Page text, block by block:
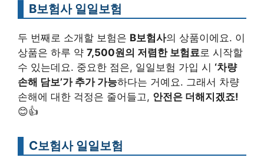
B보험사 일일보험
두 번째로 소개할 보험은 B보험사의 상품이에요. 이
상품은 하루 약 7,500원의 저렴한 보험료 로 시작할
수 있는데요. 중요한 점은, 일일보험 가입 시 ‘차량
손해 담보’가 추가 가능하다는 거예요. 그래서 차량
손해에 대한 걱정은 줄어들고, 안전은 더해지겠죠!
😊👍
C보험사 일일보험